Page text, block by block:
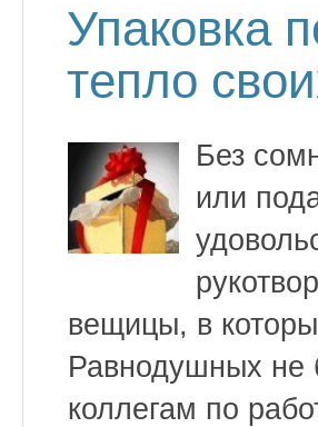
Упаковка
тепло
Без
или
вещицы, в
Равнодушных не
коллегам по